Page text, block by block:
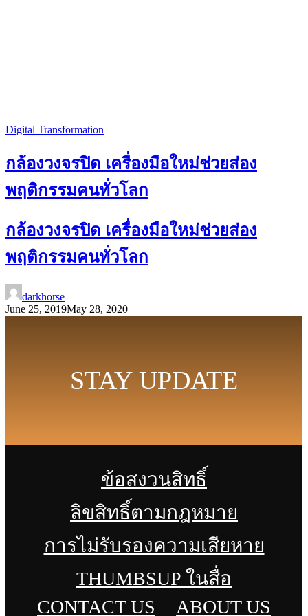
Digital Transformation
กล้องวงจรปิด เครื่องมือใหม่ช่วยส่อง
พฤติกรรมคนทั่วโลก
กล้องวงจรปิด เครื่องมือใหม่ช่วยส่อง
พฤติกรรมคนทั่วโลก
darkhorse
June 25, 2019May 28, 2020
STAY UPDATE
ข้อสงวนสิทธิ์
ลิขสิทธิ์ตามกฎหมาย
การไม่รับรองความเสียหาย
THUMBSUP ในสื่อ
CONTACT US
ABOUT US